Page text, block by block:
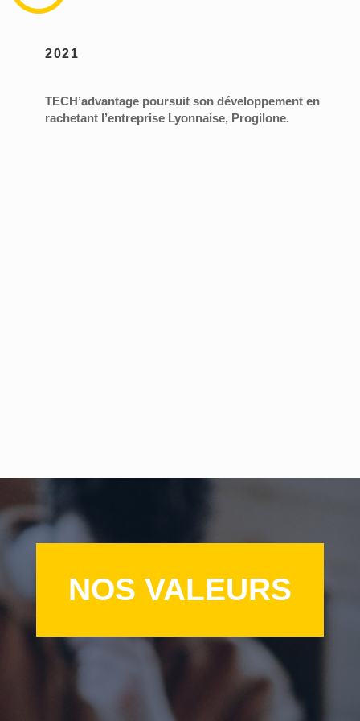
2021
TECH’advantage poursuit son développement en
rachetant l’entreprise Lyonnaise, Progilone.
NOS VALEURS